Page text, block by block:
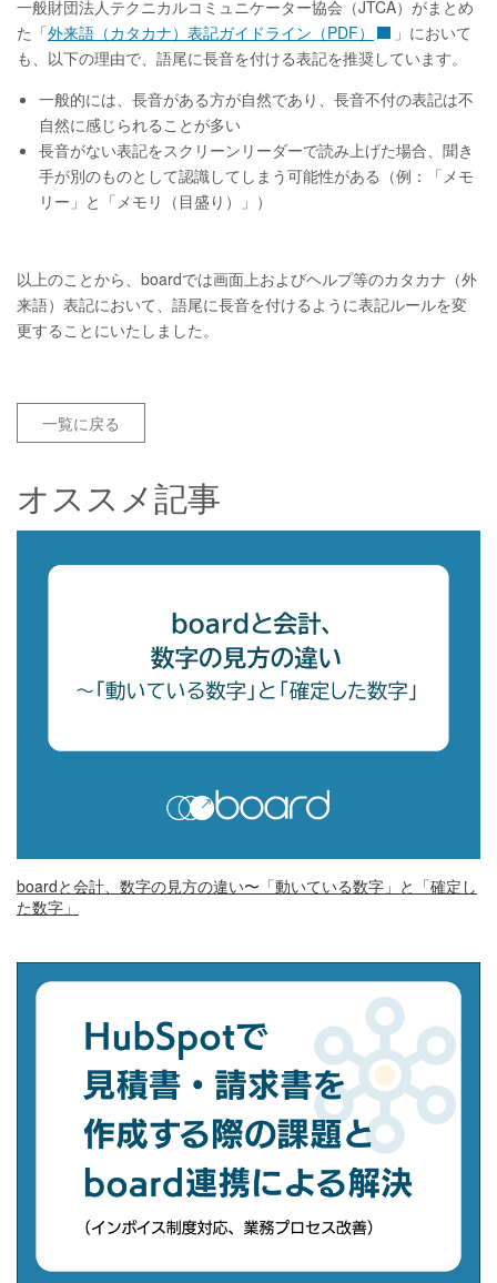
一般財団法人テクニカルコミュニケーター協会（JTCA）がまとめ
た「外来語（カタカナ）表記ガイドライン（PDF）
」において
も、以下の理由で、語尾に長音を付ける表記を推奨しています。
一般的には、長音がある方が自然であり、長音不付の表記は不
自然に感じられることが多い
長音がない表記をスクリーンリーダーで読み上げた場合、聞き
手が別のものとして認識してしまう可能性がある（例：「メモ
リー」と「メモリ（目盛り）」）
以上のことから、boardでは画面上およびヘルプ等のカタカナ（外
来語）表記において、語尾に長音を付けるように表記ルールを変
更することにいたしました。
一覧に戻る
オススメ記事
boardと会計、数字の見方の違い〜「動いている数字」と「確定し
た数字」